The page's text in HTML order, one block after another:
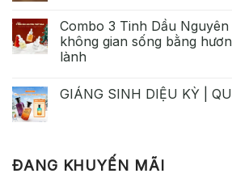
Combo 3 Tinh Dầu Nguyên
không gian sống bằng
lành
GIÁNG SINH DIỆU KỲ |
ĐANG KHUYẾN MÃI